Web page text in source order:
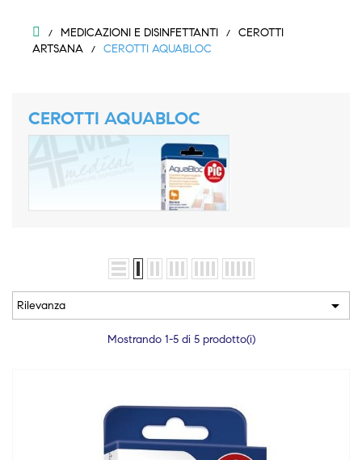
MEDICAZIONI E DISINFETTANTI
CEROTTI
ARTSANA
CEROTTI AQUABLOC
CEROTTI AQUABLOC
Rilevanza 
Mostrando 1-5 di 5 prodotto(i)